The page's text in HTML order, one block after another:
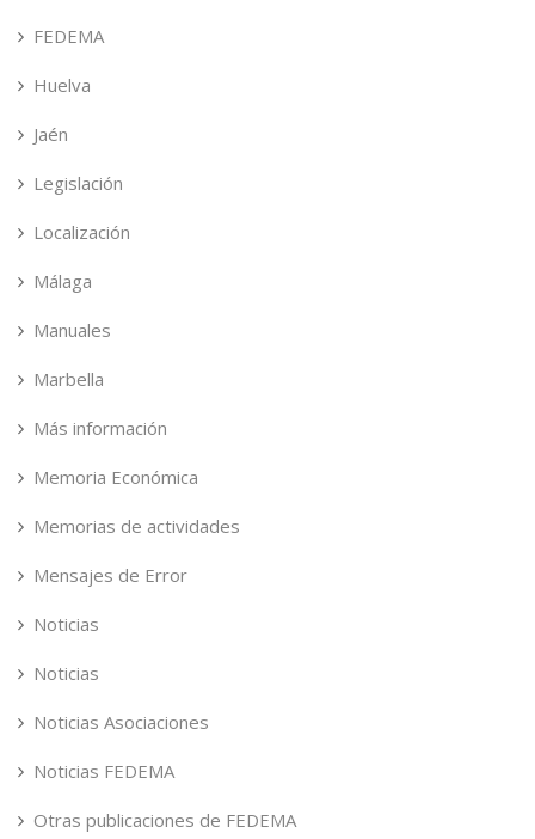
FEDEMA
Huelva
Jaén
Legislación
Localización
Málaga
Manuales
Marbella
Más información
Memoria Económica
Memorias de actividades
Mensajes de Error
Noticias
Noticias
Noticias Asociaciones
Noticias FEDEMA
Otras publicaciones de FEDEMA